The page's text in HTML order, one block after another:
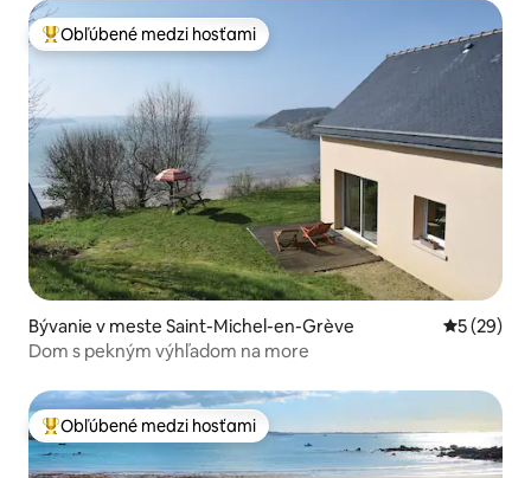
Najobľúbenejšie medzi hosťami
Obľúbené medzi hosťami
Bývanie v meste Saint-Michel-en-Grève
5 (29)
Dom s pekným výhľadom na more
Najobľúbenejšie medzi hosťami
Obľúbené medzi hosťami